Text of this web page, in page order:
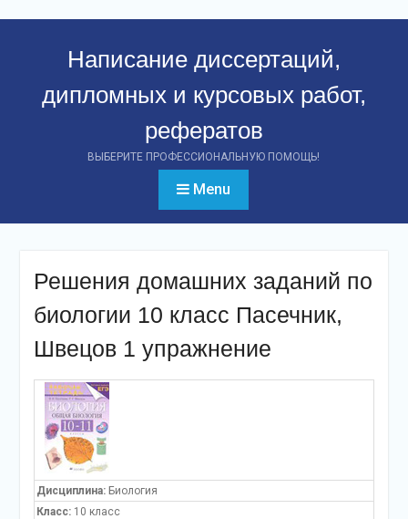
Написание диссертаций,
дипломных и курсовых работ,
рефератов
ВЫБЕРИТЕ ПРОФЕССИОНАЛЬНУЮ ПОМОЩЬ!
Menu
Решения домашних заданий по
биологии 10 класс Пасечник,
Швецов 1 упражнение
Дисциплина:Биология
Класс:10 класс